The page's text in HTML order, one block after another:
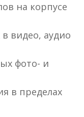
на корпусе
видео, аудио
фото- и
в пределах